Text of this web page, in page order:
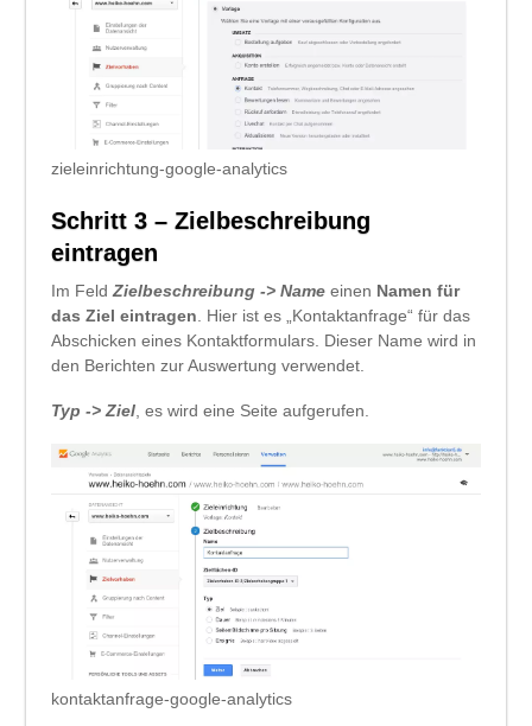
zieleinrichtung-google-analytics
Schritt 3 – Zielbeschreibung
eintragen
Im Feld Zielbeschreibung -> Nameeinen Namen für
das Ziel eintragen . Hier ist es „Kontaktanfrage“ für das
Abschicken eines Kontaktformulars. Dieser Name wird in
den Berichten zur Auswertung verwendet.
Typ -> Ziel, es wird eine Seite aufgerufen.
kontaktanfrage-google-analytics